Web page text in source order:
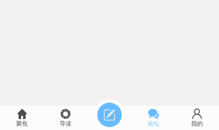
聚焦 导读 论坛 我的